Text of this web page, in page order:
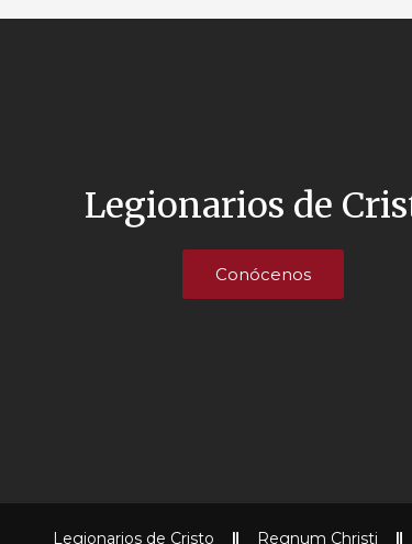
Legionarios de
Conócenos
Legionarios de Cristo Regnum Christi